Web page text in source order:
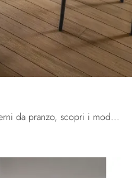
Se sei alla ricerca di tavoli moderni da pranzo, scopri i modelli allungabili di La Primavera: clicca e scopri il modello Aaron in HPL.